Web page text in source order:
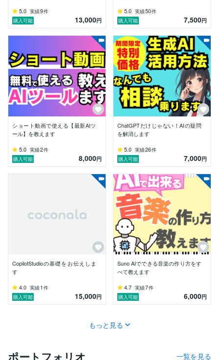
■作成プロンプト例
・SNSの投稿文作成
・ショート動画の台本作成
・ブログ記事作成
・コンテンツアイデア出し
・議事録作成
・日報作成
・メール文作成
・FAQ作成
■■本サービスを選ぶ理由■■
■資格や実績
・2023年より、計250以上のプロンプトを作成
・累計1,000名以上に生成AIツールの使い方をレクチャ
・『生成AIプロンプトエンジニア検定』合格
・『教えてAI』コンテストにおいて複数回受賞
■サービス
・戦略から実行まで一貫サポート
・レクチャーからプロンプト作成など豊富なサービス
■お客様の声（一部）
・細かくヒアリングしてくださり、最高のプロンプトを
書いていただきました。
・大変スムーズに高品質なプロンプトを作成していただ
きました。
・丁寧に教えていただき、自分に適したChatGPTの使
5.0 実績9件
購入可能
13,000円
5.0 実績50件
購入可能
7,500円
ショート動画で使える【最新AIツ
ール】を教えます
5.0 実績2件
購入可能
8,000円
ChatGPTだけじゃない！AIの疑問
を解消します
5.0 実績26件
購入可能
7,000円
CopilotStudioの基礎をお伝えしま
す
4.0 実績1 件
購入可能
15,000円
Suno AIでできる音楽の作り方をす
べて教えます
4.7 実績7件
購入可能
6,000円
もっと見る
ポートフォリオ 一覧を見る